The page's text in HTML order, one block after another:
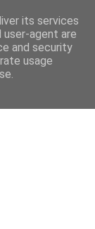
its services
user-agent are
and security
usage